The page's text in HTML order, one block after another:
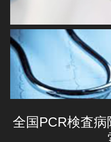
全国PCR検査